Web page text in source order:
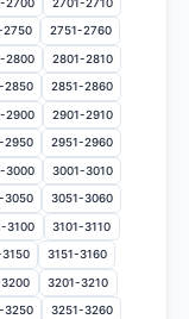
2700 2701-2710
2750 2751-2760
2800 2801-2810
2850 2851-2860
2900 2901-2910
2950 2951-2960
3000 3001-3010
3050 3051-3060
3100 3101-3110
3151-3160
3201-3210
3250 3251-3260